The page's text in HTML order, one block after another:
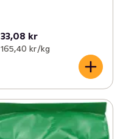
33,08 kr
165,40 kr /kg